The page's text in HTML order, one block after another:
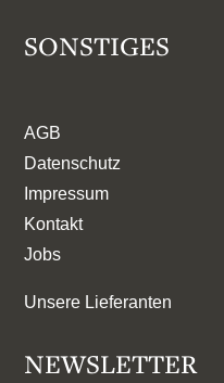
SONSTIGES
AGB
Datenschutz
Impressum
Kontakt
Jobs
Unsere Lieferanten
NEWSLETTER